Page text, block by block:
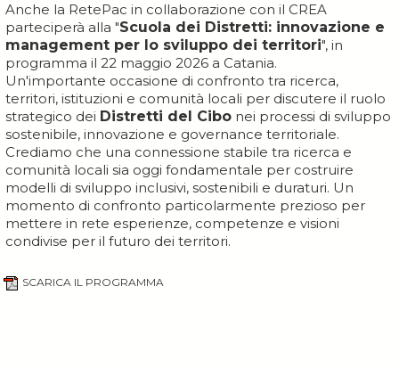
Anche la RetePac in collaborazione con il CREA
parteciperà alla "Scuola dei Distretti: innovazione e
management per lo sviluppo dei territori", in
programma il 22 maggio 2026 a Catania.
Un'importante occasione di confronto tra ricerca,
territori, istituzioni e comunità locali per discutere il ruolo
strategico dei Distretti del Cibo nei processi di sviluppo
sostenibile, innovazione e governance territoriale.
Crediamo che una connessione stabile tra ricerca e
comunità locali sia oggi fondamentale per costruire
modelli di sviluppo inclusivi, sostenibili e duraturi. Un
momento di confronto particolarmente prezioso per
mettere in rete esperienze, competenze e visioni
condivise per il futuro dei territori.
SCARICA IL PROGRAMMA